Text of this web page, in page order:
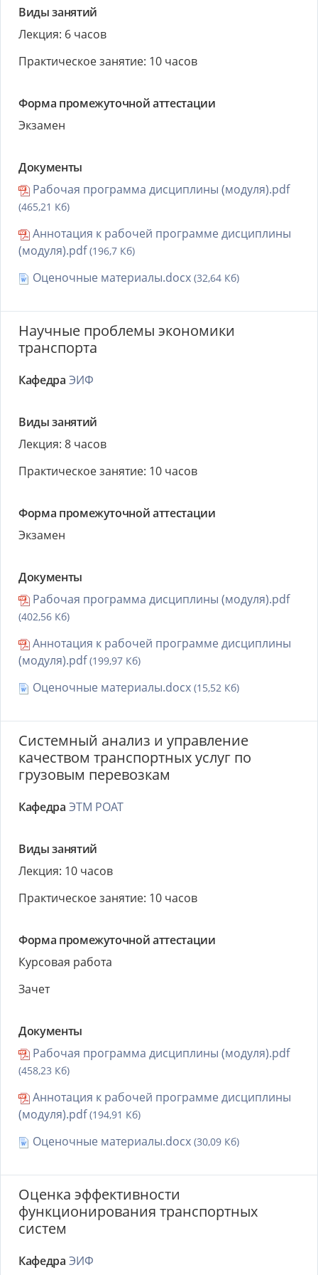
Виды занятий
Лекция: 6 часов
Практическое занятие: 10 часов
Форма промежуточной аттестации
Экзамен
Документы
Рабочая программа дисциплины (модуля).pdf
(465,21 Кб)
Аннотация к рабочей программе дисциплины
(модуля).pdf(196,7 Кб)
Оценочные материалы.docx (32,64 Кб)
Научные проблемы экономики
транспорта
Кафедра ЭИФ
Виды занятий
Лекция: 8 часов
Практическое занятие: 10 часов
Форма промежуточной аттестации
Экзамен
Документы
Рабочая программа дисциплины (модуля).pdf
(402,56 Кб)
Аннотация к рабочей программе дисциплины
(модуля).pdf(199,97 Кб)
Оценочные материалы.docx (15,52 Кб)
Системный анализ и управление
качеством транспортных услуг по
грузовым перевозкам
Кафедра ЭТМ РОАТ
Виды занятий
Лекция: 10 часов
Практическое занятие: 10 часов
Форма промежуточной аттестации
Курсовая работа
Зачет
Документы
Рабочая программа дисциплины (модуля).pdf
(458,23 Кб)
Аннотация к рабочей программе дисциплины
(модуля).pdf(194,91 Кб)
Оценочные материалы.docx (30,09 Кб)
Оценка эффективности
функционирования транспортных
систем
Кафедра ЭИФ